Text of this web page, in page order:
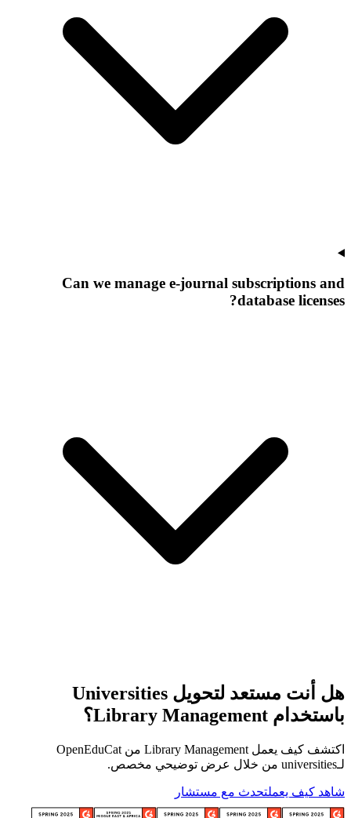
Can we manage e-journal subscriptions and
database licenses?
هل أنت مستعد لتحويل Universities
باستخدام Library Management؟
اكتشف كيف يعمل Library Management من OpenEduCat
لـuniversities من خلال عرض توضيحي مخصص.
شاهد كيف يعملتحدث مع مستشار